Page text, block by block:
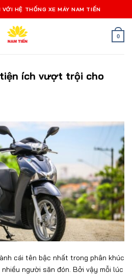
HỆ THỐNG XE MÁY NAM TIẾN
0
tiện ích vượt trội cho
cái tên bậc nhất trong phân khúc
người săn đón. Bởi vậy mỗi lúc